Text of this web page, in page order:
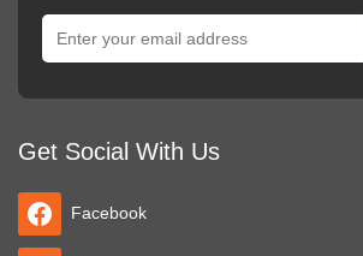
Get Social With Us
Facebook